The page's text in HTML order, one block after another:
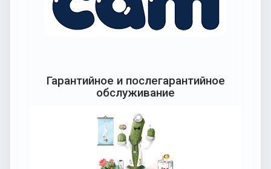
Гарантийное и послегарантийное
обслуживание